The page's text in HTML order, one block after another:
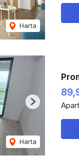
Harta
Harta
Next